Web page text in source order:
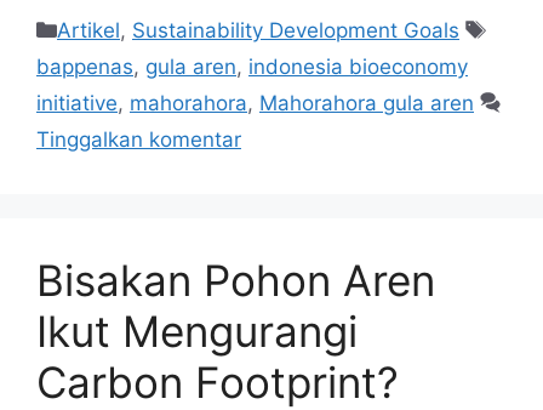
Artikel, Sustainability Development Goals
bappenas, gula aren, indonesia bioeconomy
initiative, mahorahora, Mahorahora gula aren
Tinggalkan komentar
Bisakan Pohon Aren
Ikut Mengurangi
Carbon Footprint?